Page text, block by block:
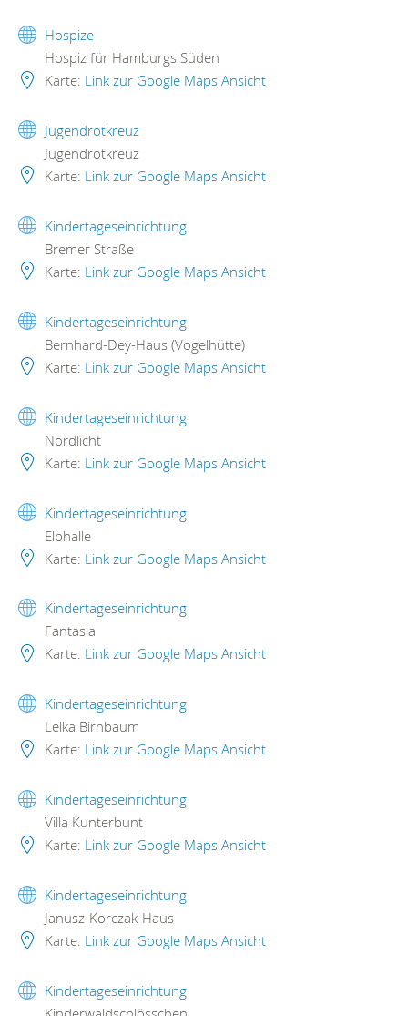
Hospize
Hospiz für Hamburgs Süden
Karte: Link zur Google Maps Ansicht
Jugendrotkreuz
Jugendrotkreuz
Karte: Link zur Google Maps Ansicht
Kindertageseinrichtung
Bremer Straße
Karte: Link zur Google Maps Ansicht
Kindertageseinrichtung
Bernhard-Dey-Haus (Vogelhütte)
Karte: Link zur Google Maps Ansicht
Kindertageseinrichtung
Nordlicht
Karte: Link zur Google Maps Ansicht
Kindertageseinrichtung
Elbhalle
Karte: Link zur Google Maps Ansicht
Kindertageseinrichtung
Fantasia
Karte: Link zur Google Maps Ansicht
Kindertageseinrichtung
Lelka Birnbaum
Karte: Link zur Google Maps Ansicht
Kindertageseinrichtung
Villa Kunterbunt
Karte: Link zur Google Maps Ansicht
Kindertageseinrichtung
Janusz-Korczak-Haus
Karte: Link zur Google Maps Ansicht
Kindertageseinrichtung